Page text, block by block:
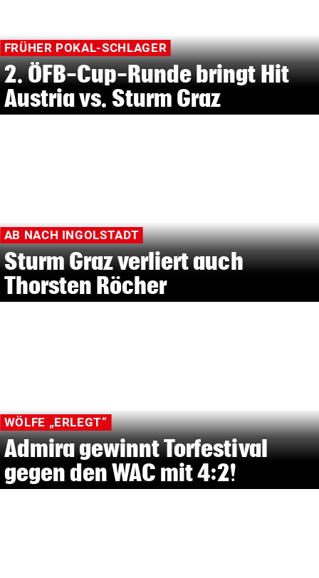
FRÜHER POKAL-SCHLAGER
2. ÖFB-Cup-Runde bringt Hit
Austria vs. Sturm Graz
AB NACH INGOLSTADT
Sturm Graz verliert auch
Thorsten Röcher
WÖLFE „ERLEGT“
Admira gewinnt Torfestival
gegen den WAC mit 4:2!